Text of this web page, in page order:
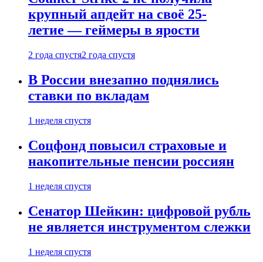
крупный апдейт на своё 25-
летие — геймеры в ярости
2 года спустя2 года спустя
В России внезапно поднялись
ставки по вкладам
1 неделя спустя
Соцфонд повысил страховые и
накопительные пенсии россиян
1 неделя спустя
Сенатор Шейкин: цифровой рубль
не является инструментом слежки
1 неделя спустя